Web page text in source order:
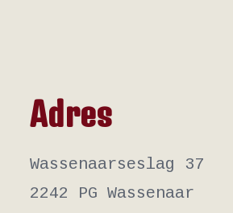
Adres
Wassenaarseslag 37
2242 PG Wassenaar